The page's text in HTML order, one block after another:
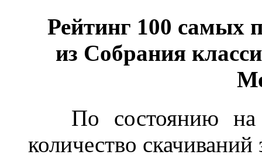
Рейтинг 100 самых
из Собрания
По состоянию
количество